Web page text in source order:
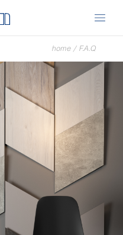
home / F.A.Q